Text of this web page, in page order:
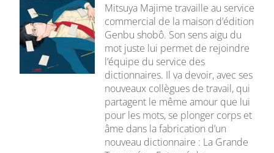
Mitsuya Majime travaille au service
commercial de la maison d’édition
Genbu shobô. Son sens aigu du
mot juste lui permet de rejoindre
l’équipe du service des
dictionnaires. Il va devoir, avec ses
nouveaux collègues de travail, qui
partagent le même amour que lui
pour les mots, se plonger corps et
âme dans la fabrication d’un
nouveau dictionnaire : La Grande